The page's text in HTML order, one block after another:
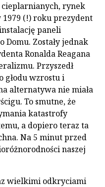
rynek
1979 (!) roku prezydent
paneli
Domu. Zostały jednak
Ronalda Reagana
Przyszedł
głodu wzrostu i
alternatywa nie miała
To smutne, że
katastrofy
a dopiero teraz ta
Na 5 minut przed
naszej
wielkimi odkryciami